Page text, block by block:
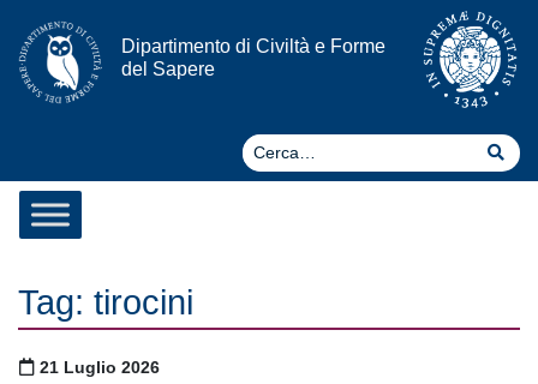
Vai al contenuto
Dipartimento di Civiltà e Forme
del Sapere
Tag: tirocini
Pubblicato il
21 Luglio 2026